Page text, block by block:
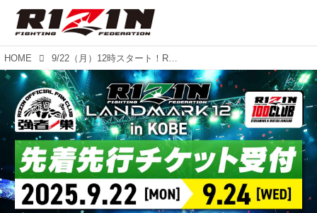
HOME 9/22（月）12時スタート！RIZIN LANDMARK 12 in KOBE ファンクラブ先着先行 / RIZIN 100 CLUB先着先行受付！